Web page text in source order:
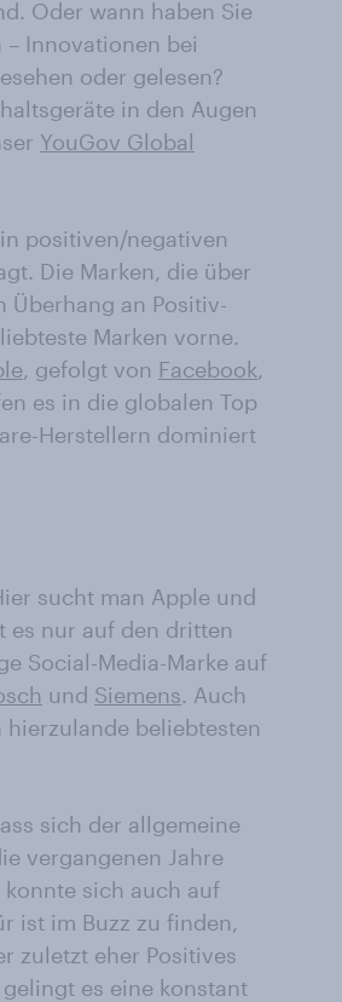
Oder wann haben Sie
Innovationen bei
oder gelesen?
in den Augen
YouGov Global
positiven/negativen
Die Marken, die über
an Positiv-
Marken vorne.
, gefolgt von Facebook,
es in die globalen Top
Herstellern dominiert
sucht man Apple und
es nur auf den dritten
Social-Media-Marke auf
und Siemens. Auch
beliebtesten
sich der allgemeine
vergangenen Jahre
sich auch auf
ist im Buzz zu finden,
zuletzt eher Positives
es eine konstant